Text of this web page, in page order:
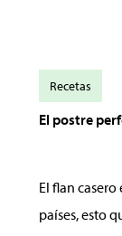
El postre
El flan
países, esto
Recetas